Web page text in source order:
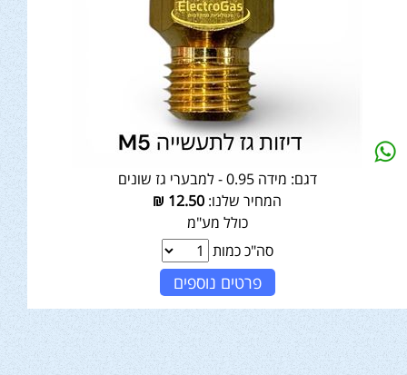
דגם: מידה 0.95 - למבערי גז שונים
המחיר שלנו: 12.50
₪
כולל מע"מ
סה"כ כמות
פרטים נוספים